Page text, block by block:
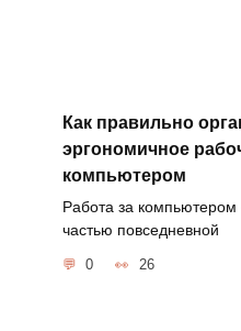
Как правильно
эргономичное
компьютером
Работа за
частью повседневной
0 26